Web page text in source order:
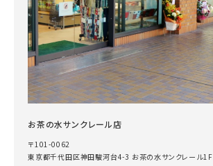
お茶の水サンクレール店
〒101-0062
東京都千代田区神田駿河台4-3 お茶の水サンクレール1F